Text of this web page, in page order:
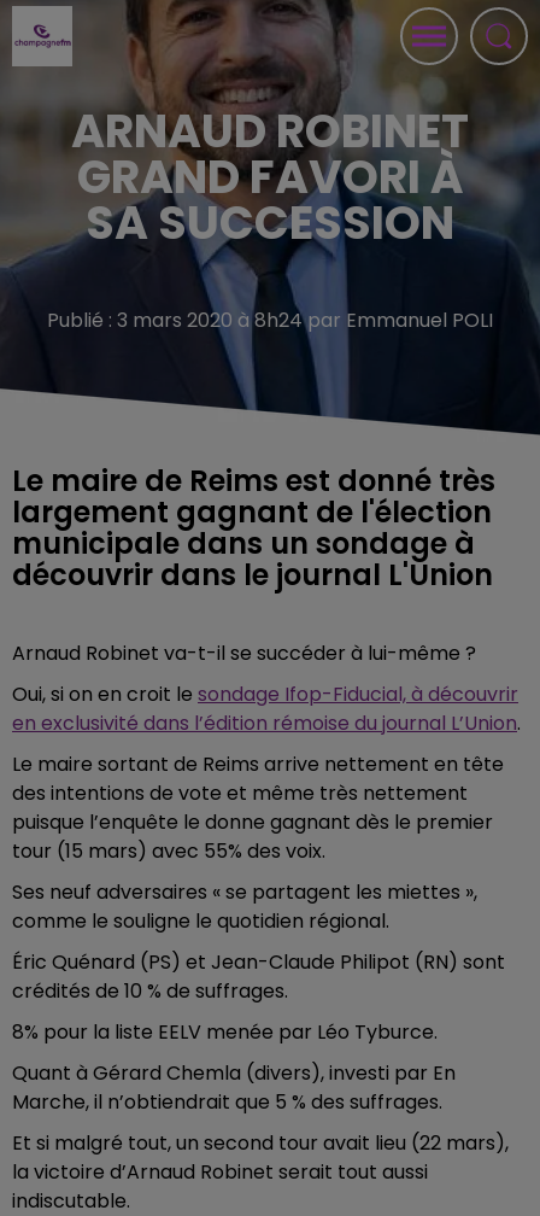
ARNAUD ROBINET
GRAND FAVORI À
SA SUCCESSION
Publié : 3 mars 2020 à 8h24 par Emmanuel POLI
Le maire de Reims est donné très
largement gagnant de l'élection
municipale dans un sondage à
découvrir dans le journal L'Union
Arnaud Robinet va-t-il se succéder à lui-même ?
Oui, si on en croit le sondage Ifop-Fiducial, à découvrir
en exclusivité dans l’édition rémoise du journal L’Union.
Le maire sortant de Reims arrive nettement en tête
des intentions de vote et même très nettement
puisque l’enquête le donne gagnant dès le premier
tour (15 mars) avec 55% des voix.
Ses neuf adversaires « se partagent les miettes »,
comme le souligne le quotidien régional.
Éric Quénard (PS) et Jean-Claude Philipot (RN) sont
crédités de 10 % de suffrages.
8% pour la liste EELV menée par Léo Tyburce.
Quant à Gérard Chemla (divers), investi par En
Marche, il n’obtiendrait que 5 % des suffrages.
Et si malgré tout, un second tour avait lieu (22 mars),
la victoire d’Arnaud Robinet serait tout aussi
indiscutable.